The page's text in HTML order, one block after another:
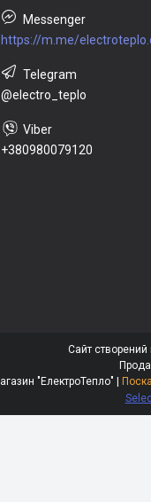
https://m.me/
@electro_teplo
+380980079120
Сайт створений